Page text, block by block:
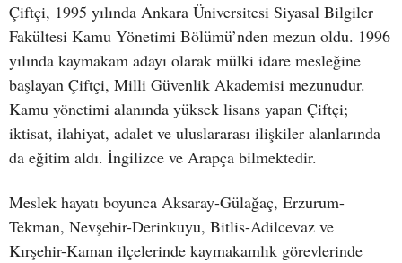
Çiftçi, 1995 yılında Ankara Üniversitesi Siyasal Bilgiler
Fakültesi Kamu Yönetimi Bölümü’nden mezun oldu. 1996
yılında kaymakam adayı olarak mülki idare mesleğine
başlayan Çiftçi, Milli Güvenlik Akademisi mezunudur.
Kamu yönetimi alanında yüksek lisans yapan Çiftçi;
iktisat, ilahiyat, adalet ve uluslararası ilişkiler alanlarında
da eğitim aldı. İngilizce ve Arapça bilmektedir.
Meslek hayatı boyunca Aksaray-Gülağaç, Erzurum-
Tekman, Nevşehir-Derinkuyu, Bitlis-Adilcevaz ve
Kırşehir-Kaman ilçelerinde kaymakamlık görevlerinde